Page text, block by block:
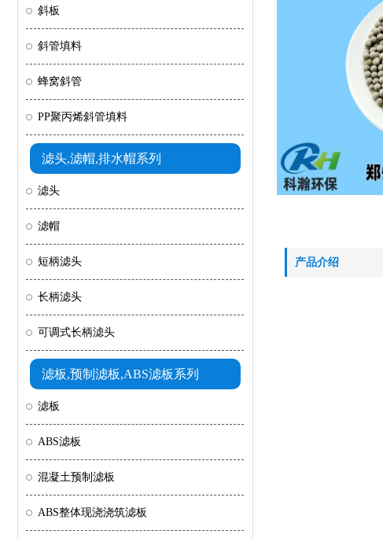
斜板
斜管填料
蜂窝斜管
PP聚丙烯斜管填料
滤头,滤帽,排水帽系列
滤头
滤帽
短柄滤头
长柄滤头
可调式长柄滤头
滤板,预制滤板,ABS滤板系列
滤板
ABS滤板
混凝土预制滤板
ABS整体现浇浇筑滤板
产品介绍